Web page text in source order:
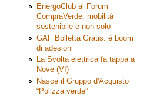
EnergoClub al Forum
CompraVerde: mobilità
sostenibile e non solo
GAF Bolletta Gratis: è boom
di adesioni
La Svolta elettrica fa tappa a
Nove (VI)
Nasce il Gruppo d'Acquisto
“Polizza verde”